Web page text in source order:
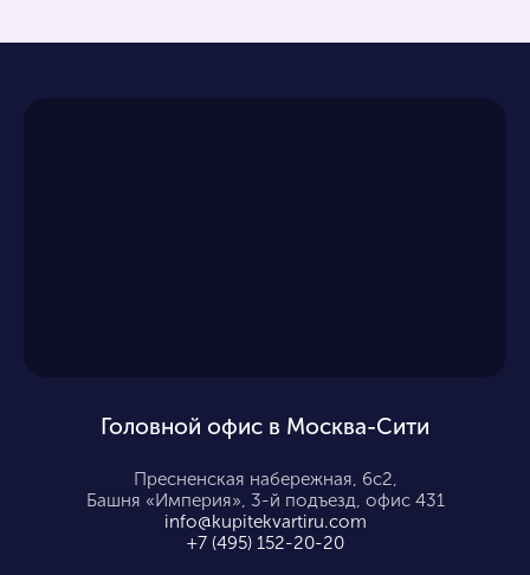
Головной офис в Москва-Сити
Пресненская набережная, 6с2,
Башня «Империя», 3-й подъезд, офис 431
info@kupitekvartiru.com
+7 (495) 152-20-20